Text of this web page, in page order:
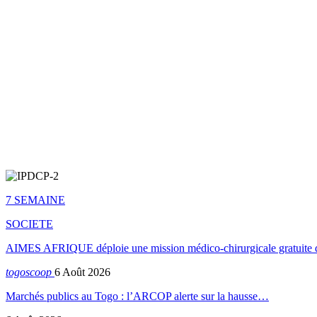
7 SEMAINE
SOCIETE
AIMES AFRIQUE déploie une mission médico-chirurgicale gratuite
togoscoop 6 Août 2026
Marchés publics au Togo : l’ARCOP alerte sur la hausse…